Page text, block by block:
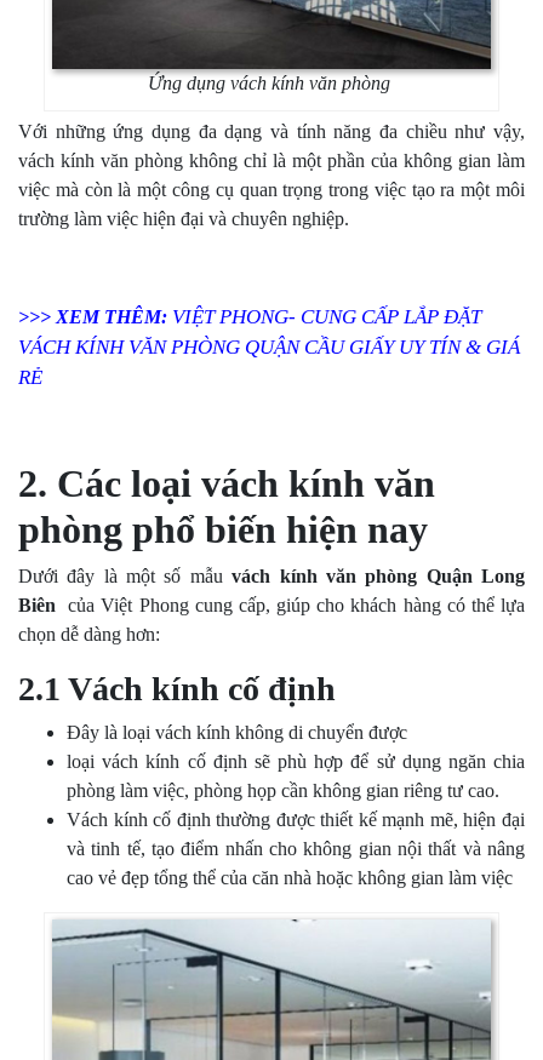
Ứng dụng vách kính văn phòng
Với những ứng dụng đa dạng và tính năng đa chiều như vậy,
vách kính văn phòng không chỉ là một phần của không gian làm
việc mà còn là một công cụ quan trọng trong việc tạo ra một môi
trường làm việc hiện đại và chuyên nghiệp.
>>> XEM THÊM: VIỆT PHONG- CUNG CẤP LẮP ĐẶT
VÁCH KÍNH VĂN PHÒNG QUẬN CẦU GIẤY UY TÍN & GIÁ
RẺ
2. Các loại vách kính văn
phòng phổ biến hiện nay
Dưới đây là một số mẫuvách kính văn phòng Quận Long
Biên của Việt Phong cung cấp, giúp cho khách hàng có thể lựa
chọn dễ dàng hơn:
2.1 Vách kính cố định
Đây là loại vách kính không di chuyển được
loại vách kính cố định sẽ phù hợp để sử dụng ngăn chia
phòng làm việc, phòng họp cần không gian riêng tư cao.
Vách kính cố định thường được thiết kế mạnh mẽ, hiện đại
và tinh tế, tạo điểm nhấn cho không gian nội thất và nâng
cao vẻ đẹp tổng thể của căn nhà hoặc không gian làm việc